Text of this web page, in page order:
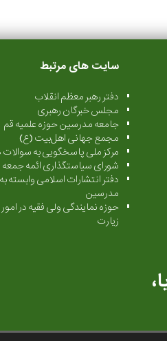
سایت های مرتبط
دفتر رهبر معظم انقلاب
مجلس خبرگان رهبری
جامعه مدرسین حوزه علمیه قم
مجمع جهانی اهل‌بیت (ع)
مرکز ملی پاسخگویی به سوالات
شورای سیاستگذاری ائمه جمعه
دفتر انتشارات اسلامی وابسته
مدرسین
حوزه نمایندگی ولی فقیه در
زیارت